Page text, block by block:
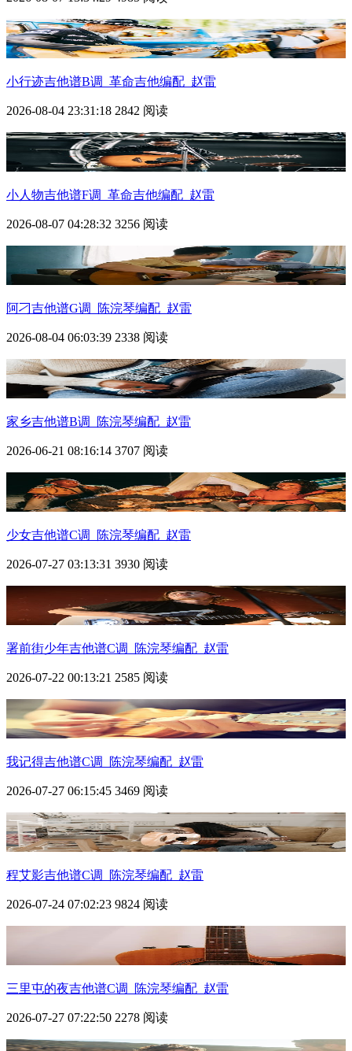
小行迹吉他谱B调_革命吉他编配_赵雷
2026-08-04 23:31:18 2842 阅读
小人物吉他谱F调_革命吉他编配_赵雷
2026-08-07 04:28:32 3256 阅读
阿刁吉他谱G调_陈浣琴编配_赵雷
2026-08-04 06:03:39 2338 阅读
家乡吉他谱B调_陈浣琴编配_赵雷
2026-06-21 08:16:14 3707 阅读
少女吉他谱C调_陈浣琴编配_赵雷
2026-07-27 03:13:31 3930 阅读
署前街少年吉他谱C调_陈浣琴编配_赵雷
2026-07-22 00:13:21 2585 阅读
我记得吉他谱C调_陈浣琴编配_赵雷
2026-07-27 06:15:45 3469 阅读
程艾影吉他谱C调_陈浣琴编配_赵雷
2026-07-24 07:02:23 9824 阅读
三里屯的夜吉他谱C调_陈浣琴编配_赵雷
2026-07-27 07:22:50 2278 阅读